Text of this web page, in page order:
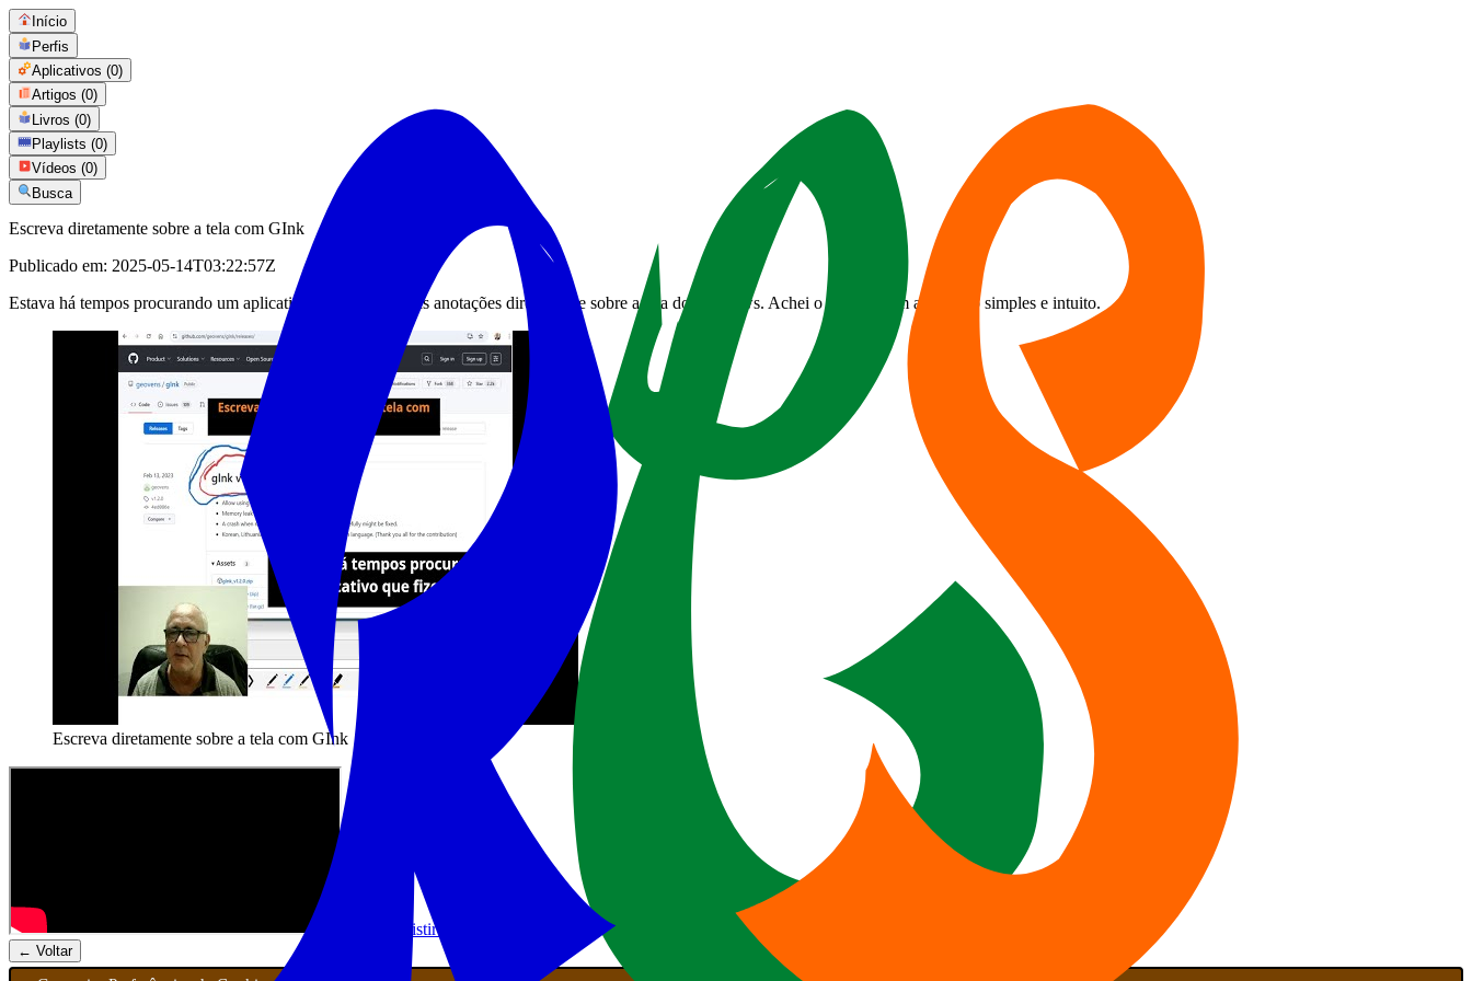
Início
Perfis
Aplicativos (0)
Artigos (0)
Livros (0)
Playlists (0)
Vídeos (0)
Busca
Escreva diretamente sobre a tela com GInk
Publicado em: 2025-05-14T03:22:57Z
Estava há tempos procurando um aplicativo que fizesse essas anotações diretamente sobre a tela do Windows. Achei o GInk. É um aplicativo simples e intuito.
Escreva diretamente sobre a tela com GInk
Assistir no YouTube
← Voltar